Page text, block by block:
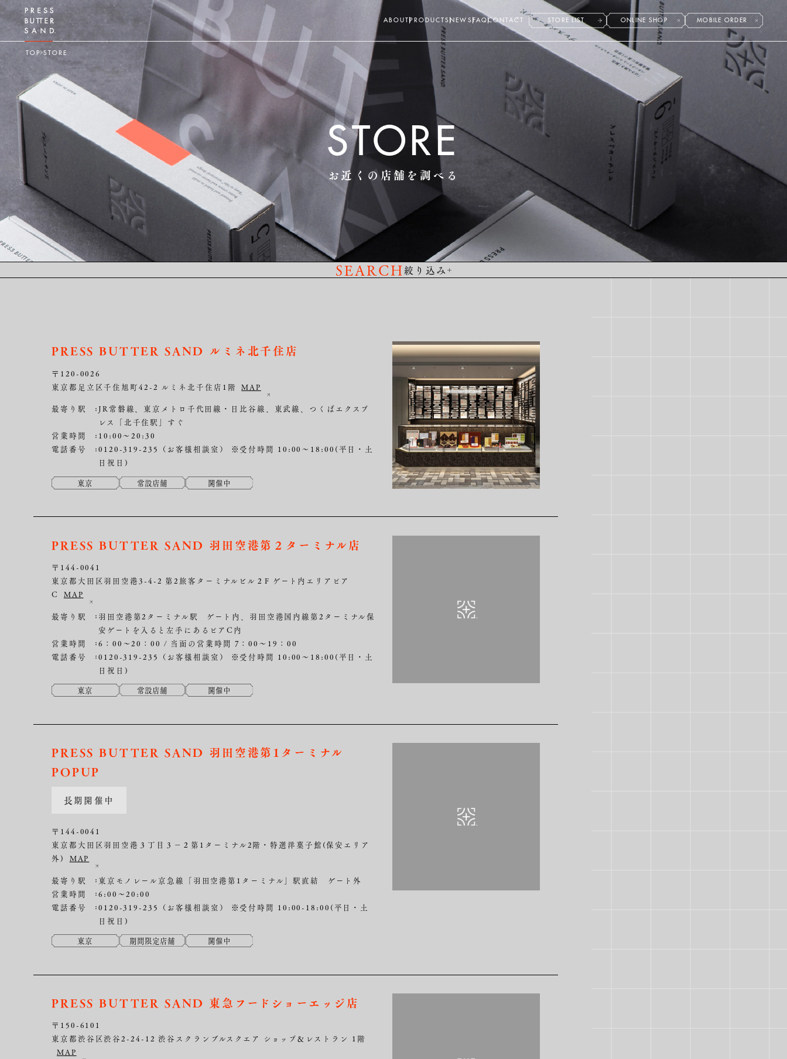
ABOUT PRODUCTS NEWS FAQ CONTACT STORE LIST ONLINE SHOP MOBILE ORDER
TOP STORE
STORE
お近くの店舗を調べる
SEARCH絞り込み
中部 関西 中国/四国
開催時期 すべて
SEARCH絞り込む
PRESS BUTTER SAND ルミネ北千住店
〒120-0026
東京都足立区千住旭町42-2 ルミネ北千住店1階 MAP
最寄り駅
JR常磐線、東京メトロ千代田線・日比谷線、東武線、つくばエクスプ
レス「北千住駅」すぐ
営業時間
10:00～20:30
電話番号
0120-319-235（お客様相談室） ※受付時間 10:00～18:00(平日・土
日祝日)
東京
常設店舗 開催中
PRESS BUTTER SAND 羽田空港第２ターミナル店
〒144-0041
東京都大田区羽田空港3-4-2 第2旅客ターミナルビル２F ゲート内エリアピア
C MAP
最寄り駅
羽田空港第2ターミナル駅 ゲート内、羽田空港国内線第2ターミナル保
安ゲートを入ると左手にあるピアC内
営業時間
6：00～20：00 / 当面の営業時間 7：00～19：00
電話番号
0120-319-235（お客様相談室） ※受付時間 10:00～18:00(平日・土
日祝日)
東京
常設店舗 開催中
PRESS BUTTER SAND 羽田空港第1ターミナル
POPUP
長期開催中
〒144-0041
東京都大田区羽田空港３丁目３−２第1ターミナル2階・特選洋菓子館(保安エリア
外) MAP
最寄り駅
東京モノレール京急線「羽田空港第1ターミナル」駅直結 ゲート外
営業時間
6:00～20:00
電話番号
0120-319-235（お客様相談室） ※受付時間 10:00-18:00(平日・土
日祝日)
東京
期間限定店舗 開催中
PRESS BUTTER SAND 東急フードショーエッジ店
〒150-6101
東京都渋谷区渋谷2-24-12 渋谷スクランブルスクエア ショップ＆レストラン 1階
MAP